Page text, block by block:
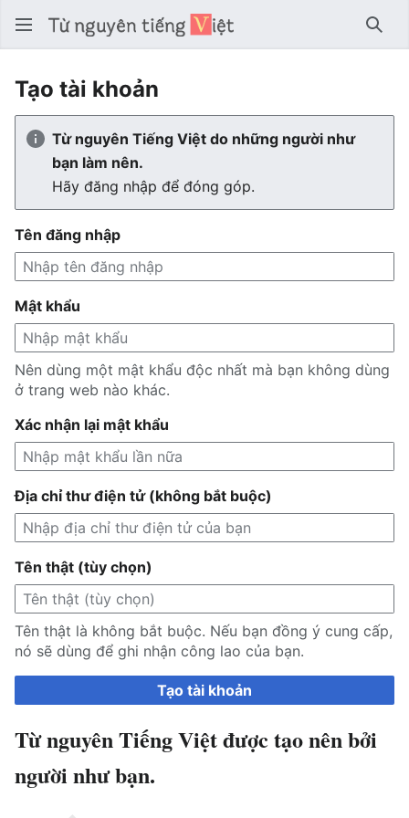
Tìm
Tạo tài khoản
Từ nguyên Tiếng Việt do những người như
bạn làm nên.
Hãy đăng nhập để đóng góp.
Tên đăng nhập
Mật khẩu
Nên dùng một mật khẩu độc nhất mà bạn không dùng
ở trang web nào khác.
Xác nhận lại mật khẩu
Địa chỉ thư điện tử (không bắt buộc)
Tên thật (tùy chọn)
Tên thật là không bắt buộc. Nếu bạn đồng ý cung cấp,
nó sẽ dùng để ghi nhận công lao của bạn.
Tạo tài khoản
Từ nguyên Tiếng Việt được tạo nên bởi
người như bạn.